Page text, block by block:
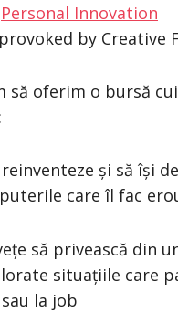
Personal Innovation
provoked by Creative
să oferim o bursă
reinventeze și să își
care îl fac
să privească din
situațiile care
la job